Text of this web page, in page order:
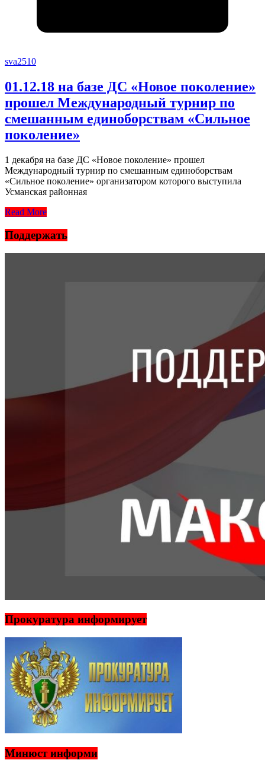
sva2510
01.12.18 на базе ДС «Новое поколение»
прошел Международный турнир по
смешанным единоборствам «Сильное
поколение»
1 декабря на базе ДС «Новое поколение» прошел
Международный турнир по смешанным единоборствам
«Сильное поколение» организатором которого выступила
Усманская районная
Read More
Поддержать
Прокуратура информирует
Минюст информи